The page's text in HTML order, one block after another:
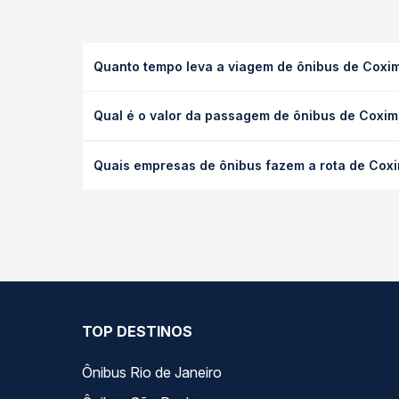
Quanto tempo leva a viagem de ônibus de
ou leito) e as condições de tráfego. Na Quero
Qual é o valor da passagem de ônibus de
e a antecedência da compra. Na Quero
Quais empresas de ônibus fazem a rota de
TOP DESTINOS
Ônibus Rio de Janeiro